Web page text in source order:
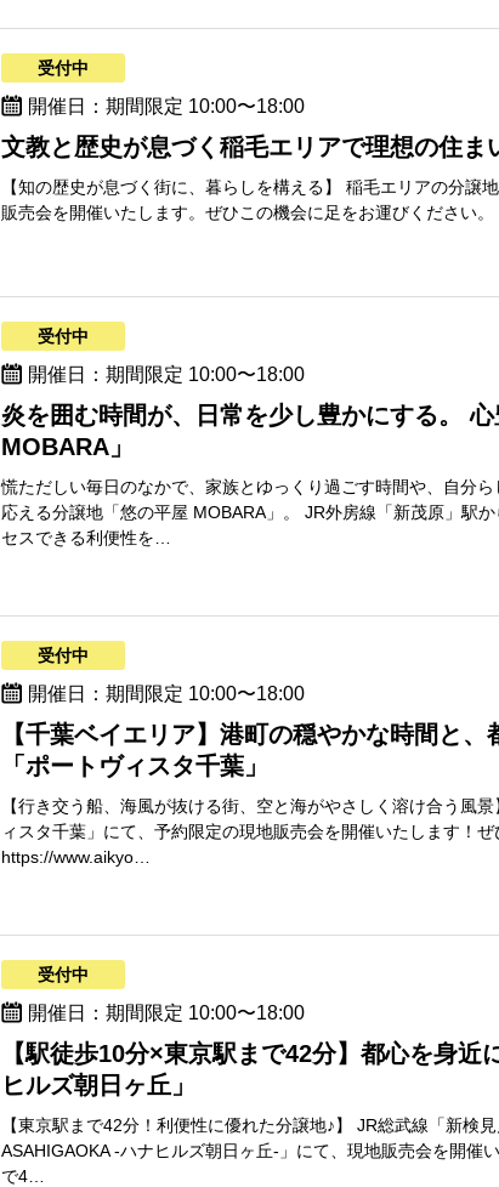
受付中
開催日：期間限定 10:00〜18:00
文教と歴史が息づく稲毛エリアで理想の住ま
【知の歴史が息づく街に、暮らしを構える】 稲毛エリアの分譲
販売会を開催いたします。ぜひこの機会に足をお運びください
受付中
開催日：期間限定 10:00〜18:00
炎を囲む時間が、日常を少し豊かにする。
MOBARA」
慌ただしい毎日のなかで、家族とゆっくり過ごす時間や、自分
応える分譲地「悠の平屋 MOBARA」。 JR外房線「新茂原」駅
セスできる利便性を…
受付中
開催日：期間限定 10:00〜18:00
【千葉ベイエリア】港町の穏やかな時間と
「ポートヴィスタ千葉」
【行き交う船、海風が抜ける街、空と海がやさしく溶け合う風
ィスタ千葉」にて、予約限定の現地販売会を開催いたします！
https://www.aikyo…
受付中
開催日：期間限定 10:00〜18:00
【駅徒歩10分×東京駅まで42分】都心を身
ヒルズ朝日ヶ丘」
【東京駅まで42分！利便性に優れた分譲地♪】 JR総武線「新検
ASAHIGAOKA -ハナヒルズ朝日ヶ丘-」にて、現地販売会を開催
で4…